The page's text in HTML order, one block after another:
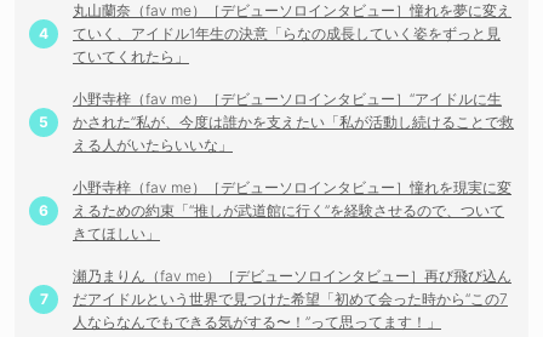
丸山蘭奈（fav me）［デビューソロインタビュー］憧れを夢に変え
ていく、アイドル1年生の決意「らなの成長していく姿をずっと見
ていてくれたら」
小野寺梓（fav me）［デビューソロインタビュー］“アイドルに生
かされた”私が、今度は誰かを支えたい「私が活動し続けることで救
える人がいたらいいな」
小野寺梓（fav me）［デビューソロインタビュー］憧れを現実に変
えるための約束「“推しが武道館に行く”を経験させるので、ついて
きてほしい」
瀬乃まりん（fav me）［デビューソロインタビュー］再び飛び込ん
だアイドルという世界で見つけた希望「初めて会った時から“この7
人ならなんでもできる気がする〜！”って思ってます！」